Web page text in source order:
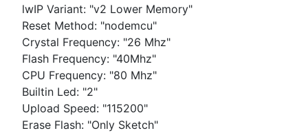
lwIP Variant: "v2 Lower Memory"
Reset Method: "nodemcu"
Crystal Frequency: "26 Mhz"
Flash Frequency: "40Mhz"
CPU Frequency: "80 Mhz"
Builtin Led: "2"
Upload Speed: "115200"
Erase Flash: "Only Sketch"